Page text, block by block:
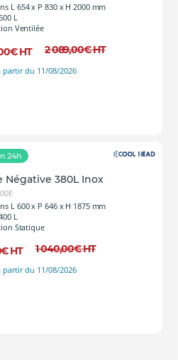
L 654 x P 830 x H 2000 mm
L
Ventilée
€ HT 2 089,00€HT
partir du 11/08/2026
24h
Négative 380L Inox
L 600 x P 646 x H 1875 mm
L
Statique
€ HT 1 040,00€HT
partir du 11/08/2026